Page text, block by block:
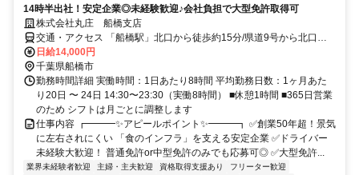
14時半出社！安定企業◎未経験歓迎♪会社負担で大型免許取得可
株式会社丸庄 船橋支店
交通・アクセス 「船橋駅」北口から徒歩約15分/県道9号から北口十
字路を入ってから車で2分。
日給14,000円
千葉県船橋市
勤務時間詳細 実働時間：1日あたり8時間 平均勤務日数：1ヶ月あた
り20日 〜 24日 14:30〜23:30（実働8時間） ■休憩1時間 ■365日営業
のため シフトは月ごとに調整します
仕事内容 ┏━━━✨アピールポイント✨━━━┓ ✅創業50年超！景気
に左右されにくい 「食のインフラ」を支える安定企業 ✅ドライバー
未経験大歓迎！ 普通免許or中型免許のみでも応募可◎ ✅大型免許...
業界未経験者歓迎 主婦・主夫歓迎 資格取得支援あり
フリーター歓迎